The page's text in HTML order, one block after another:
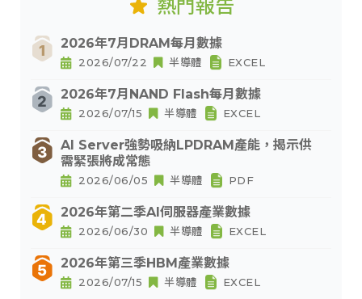
熱門報告
2026年7月DRAM每月數據
2026/07/22 半導體 EXCEL
2026年7月NAND Flash每月數據
2026/07/15 半導體 EXCEL
AI Server強勢吸納LPDRAM產能，揭示供
需緊張將成常態
2026/06/05 半導體 PDF
2026年第二季AI伺服器產業數據
2026/06/30 半導體 EXCEL
2026年第三季HBM產業數據
2026/07/15 半導體 EXCEL